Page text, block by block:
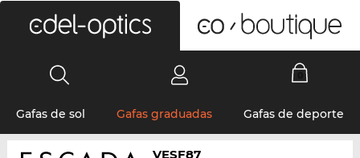
Gafas de sol Gafas graduadas Gafas de deporte
VESF87